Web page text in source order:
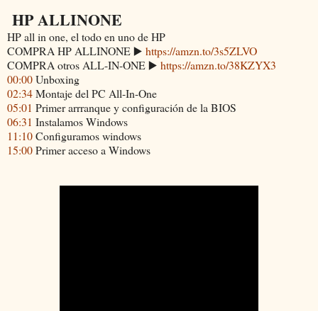
HP ALLINONE
HP all in one, el todo en uno de HP
COMPRA HP ALLINONE ▶️ https://amzn.to/3s5ZLVO
COMPRA otros ALL-IN-ONE ▶️ https://amzn.to/38KZYX3
00:00Unboxing
02:34Montaje del PC All-In-One
05:01 Primer arrranque y configuración de la BIOS
06:31 Instalamos Windows
11:10Configuramos windows
15:00Primer acceso a Windows